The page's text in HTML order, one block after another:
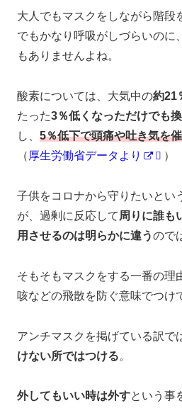
大人でもマスクをしながら階段
でもかなり呼吸がしづらいのに
もありませんよね。
酸素については、大気中の約21
たった3％低くなっただけでも
し、 5％低下で頭痛や吐き気を
（ 厚生労働省データより ）
子供をコロナから守りたいとい
が、過剰に反応して 周りに誰も
用させるのは明らかに違うので
そもそもマスクをする一番の理
咳などの飛散を防ぐ意味でつけ
アンチマスクを掲げている訳で
けない所ではつける。
外してもいい時は外すという事